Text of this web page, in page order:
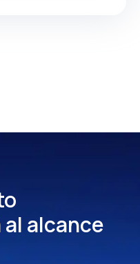
alcance